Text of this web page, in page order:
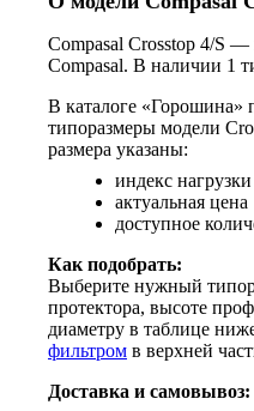
Compasal Crosstop 4/S
Compasal. В наличии 1
В каталоге «Горошина»
типоразмеры модели
размера указаны:
индекс
актуальная цена
доступное
Как подобрать:
Выберите нужный
протектора, высоте
диаметру в таблице
фильтром в верхней
Доставка и самовывоз: